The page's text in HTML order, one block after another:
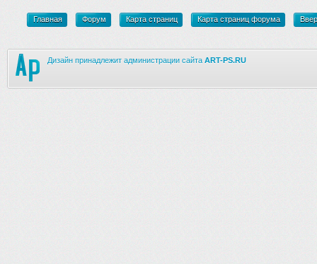
Главная Форум Карта страниц Карта страниц форума
Дизайн принадлежит администрации сайта ART-PS.RU